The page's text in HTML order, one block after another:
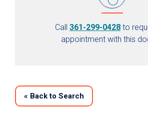
Call 361-299-0428 to
appointment with this
« Back to Search